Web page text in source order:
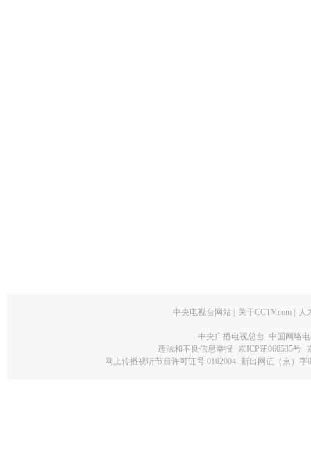
中央电视台网站 关于CCTV.com 人
中央广播电视总台 中国网络
违法和不良信息举报
京ICP证060535号
网上传播视听节目许可证号 0102004 新出网证（京）